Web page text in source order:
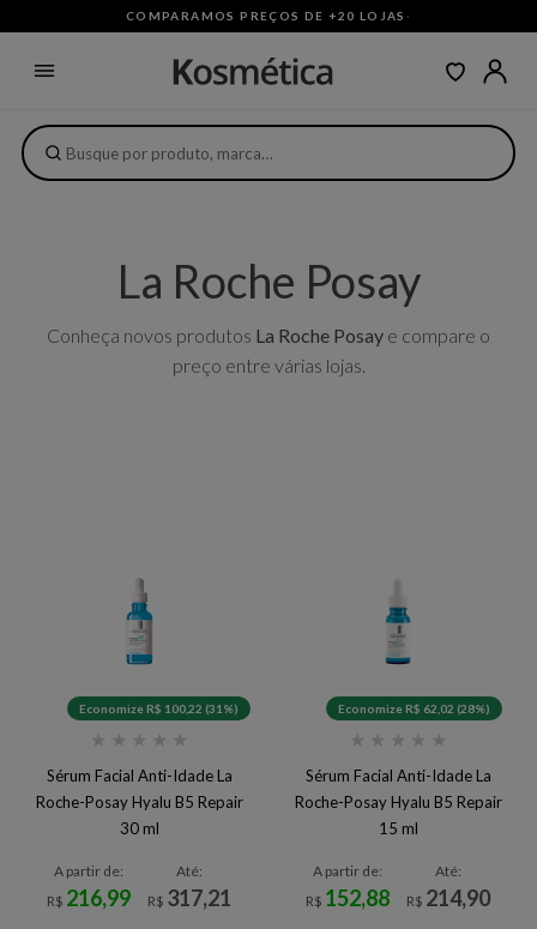
COMPARAMOS PREÇOS DE +20 LOJAS ·
La Roche Posay
Conheça novos produtos La Roche Posay e compare o
preço entre várias lojas.
Economize R$ 100,22 (31%)
★ ★ ★ ★ ★
Sérum Facial Anti-Idade La
Roche-Posay Hyalu B5 Repair
30 ml
A partir de:
R$ 216,99
Até:
R$ 317,21
Economize R$ 62,02 (28%)
★ ★ ★ ★ ★
Sérum Facial Anti-Idade La
Roche-Posay Hyalu B5 Repair
15 ml
A partir de:
R$ 152,88
Até:
R$ 214,90